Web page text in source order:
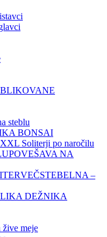
steblu
BONSAI
XXL Soliterji po naročilu
POVEŠAVA NA
VEČSTEBELNA –
DEŽNIKA
žive meje